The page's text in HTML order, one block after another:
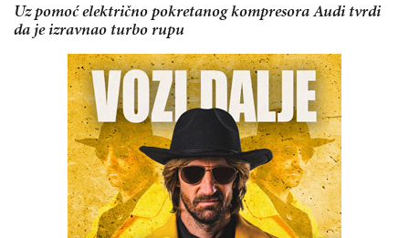
Uz pomoć električno pokretanog kompresora Audi tvrdi
da je izravnao turbo rupu